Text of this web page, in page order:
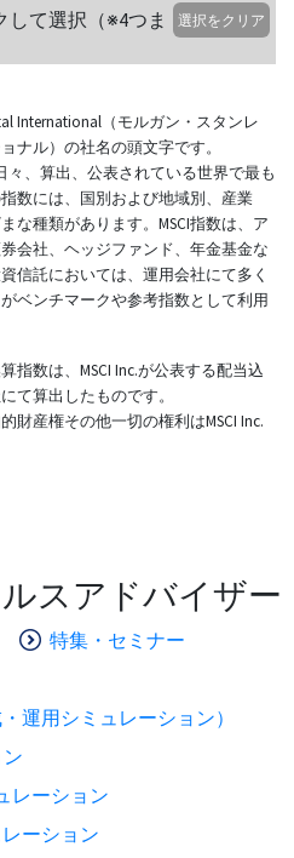
して選択（※4つま
選択をクリア
International（モルガン・スタンレ
ナル）の社名の頭文字です。
々、算出、公表されている世界で最も
数には、国別および地域別、産業
な種類があります。MSCI指数は、ア
会社、ヘッジファンド、年金基金な
信託においては、運用会社にて多く
ベンチマークや参考指数として利用
指数は、MSCI Inc.が公表する配当込
て算出したものです。
財産権その他一切の権利はMSCI Inc.
スアドバイザー
特集・セミナー
運用シミュレーション）
レーション
ーション